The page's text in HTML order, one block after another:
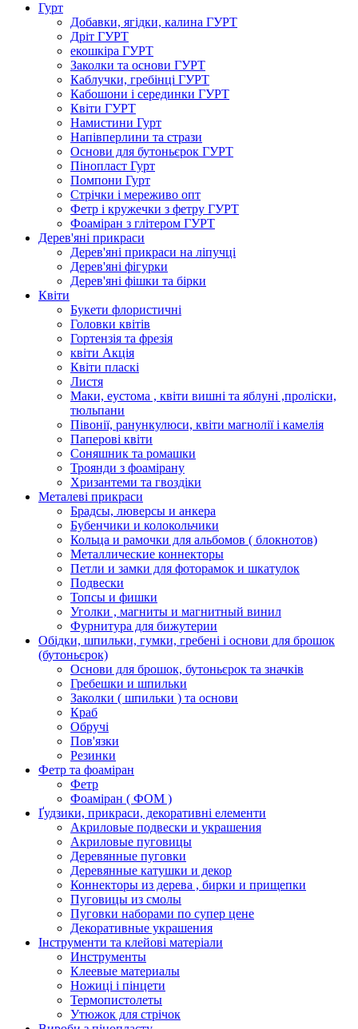
Гурт
Добавки, ягідки, калина ГУРТ
Дріт ГУРТ
екошкіра ГУРТ
Заколки та основи ГУРТ
Каблучки, гребінці ГУРТ
Кабошони і серединки ГУРТ
Квіти ГУРТ
Намистини Гурт
Напівперлини та стрази
Основи для бутоньєрок ГУРТ
Пінопласт Гурт
Помпони Гурт
Стрічки і мереживо опт
Фетр і кружечки з фетру ГУРТ
Фоаміран з глітером ГУРТ
Дерев'яні прикраси
Дерев'яні прикраси на ліпучці
Дерев'яні фігурки
Дерев'яні фішки та бірки
Квіти
Букети флористичні
Головки квітів
Гортензія та фрезія
квіти Акція
Квіти пласкі
Листя
Маки, еустома , квіти вишні та яблуні ,проліски,
тюльпани
Півонії, ранункулюси, квіти магнолії і камелія
Паперові квіти
Соняшник та ромашки
Троянди з фоамірану
Хризантеми та гвоздіки
Металеві прикраси
Брадсы, люверсы и анкера
Бубенчики и колокольчики
Кольца и рамочки для альбомов ( блокнотов)
Металлические коннекторы
Петли и замки для фоторамок и шкатулок
Подвески
Топсы и фишки
Уголки , магниты и магнитный винил
Фурнитура для бижутерии
Обідки, шпильки, гумки, гребені і основи для брошок
(бутоньєрок)
Основи для брошок, бутоньєрок та значків
Гребешки и шпильки
Заколки ( шпильки ) та основи
Краб
Обручі
Пов'язки
Резинки
Фетр та фоаміран
Фетр
Фоаміран ( ФОМ )
Ґудзики, прикраси, декоративні елементи
Акриловые подвески и украшения
Акриловые пуговицы
Деревянные пуговки
Деревянные катушки и декор
Коннекторы из дерева , бирки и прищепки
Пуговицы из смолы
Пуговки наборами по супер цене
Декоративные украшения
Інструменти та клейові матеріали
Инструменты
Клеевые материалы
Ножиці і пінцети
Термопистолеты
Утюжок для стрічок